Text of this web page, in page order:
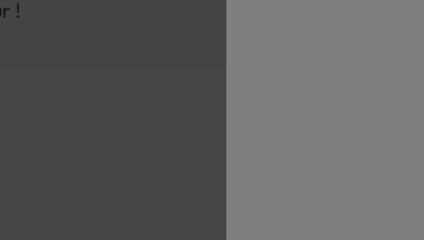
!